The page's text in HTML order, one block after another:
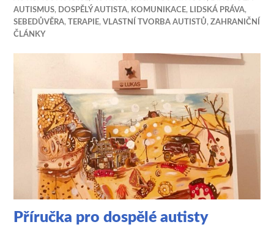
AUTISMUS, DOSPĚLÝ AUTISTA, KOMUNIKACE, LIDSKÁ PRÁVA,
SEBEDŮVĚRA,TERAPIE,VLASTNÍ TVORBA AUTISTŮ,ZAHRANIČNÍ
ČLÁNKY
Příručka pro dospělé autisty